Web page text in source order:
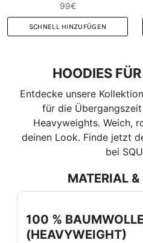
99€
SCHNELL HINZUFÜGEN
HOODIES
Entdecke unsere
für die
Heavyweights. Weich,
deinen Look. Finde jetzt
bei
MATERIAL
100 % BAUMWOLLE
(HEAVYWEIGHT)